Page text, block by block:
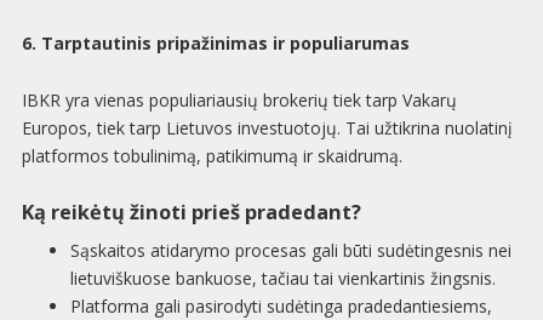
6. Tarptautinis pripažinimas ir populiarumas
IBKR yra vienas populiariausių brokerių tiek tarp Vakarų
Europos, tiek tarp Lietuvos investuotojų. Tai užtikrina nuolatinį
platformos tobulinimą, patikimumą ir skaidrumą.
Ką reikėtų žinoti prieš pradedant?
Sąskaitos atidarymo procesas gali būti sudėtingesnis nei
lietuviškuose bankuose, tačiau tai vienkartinis žingsnis.
Platforma gali pasirodyti sudėtinga pradedantiesiems,